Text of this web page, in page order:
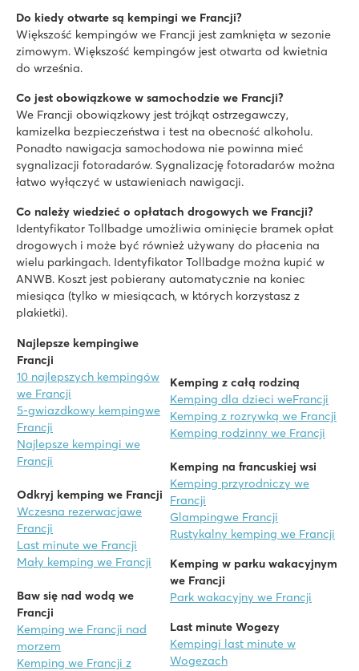
Do kiedy otwarte są kempingi we Francji?
Większość kempingów we Francji jest zamknięta w sezonie
zimowym. Większość kempingów jest otwarta od kwietnia
do września.
Co jest obowiązkowe w samochodzie we Francji?
We Francji obowiązkowy jest trójkąt ostrzegawczy,
kamizelka bezpieczeństwa i test na obecność alkoholu.
Ponadto nawigacja samochodowa nie powinna mieć
sygnalizacji fotoradarów. Sygnalizację fotoradarów można
łatwo wyłączyć w ustawieniach nawigacji.
Co należy wiedzieć o opłatach drogowych we Francji?
Identyfikator Tollbadge umożliwia ominięcie bramek opłat
drogowych i może być również używany do płacenia na
wielu parkingach. Identyfikator Tollbadge można kupić w
ANWB. Koszt jest pobierany automatycznie na koniec
miesiąca (tylko w miesiącach, w których korzystasz z
plakietki).
Najlepsze kempingiwe
Francji
10 najlepszych kempingów
we Francji
5-gwiazdkowy kempingwe
Francji
Najlepsze kempingi we
Francji
Odkryj kemping we Francji
Wczesna rezerwacjawe
Francji
Last minute we Francji
Mały kemping we Francji
Baw się nad wodą we
Francji
Kemping we Francji nad
morzem
Kemping we Francji z
Kemping z całą rodziną
Kemping dla dzieci weFrancji
Kemping z rozrywką we Francji
Kemping rodzinny we Francji
Kemping na francuskiej wsi
Kemping przyrodniczy we
Francji
Glampingwe Francji
Rustykalny kemping we Francji
Kemping w parku wakacyjnym
we Francji
Park wakacyjny we Francji
Last minute Wogezy
Kempingi last minute w
Wogezach